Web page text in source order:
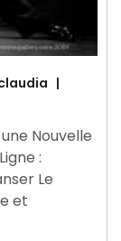
|
Nouvelle
:
Le
et